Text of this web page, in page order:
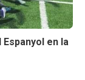
en la